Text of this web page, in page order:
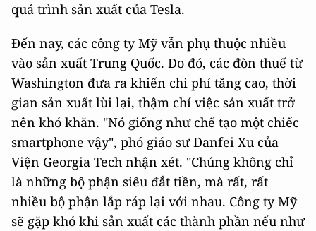
quá trình sản xuất của Tesla.
Đến nay, các công ty Mỹ vẫn phụ thuộc nhiều
vào sản xuất Trung Quốc. Do đó, các đòn thuế từ
Washington đưa ra khiến chi phí tăng cao, thời
gian sản xuất lùi lại, thậm chí việc sản xuất trở
nên khó khăn. "Nó giống như chế tạo một chiếc
smartphone vậy", phó giáo sư Danfei Xu của
Viện Georgia Tech nhận xét. "Chúng không chỉ
là những bộ phận siêu đắt tiền, mà rất, rất
nhiều bộ phận lắp ráp lại với nhau. Công ty Mỹ
sẽ gặp khó khi sản xuất các thành phần nếu như